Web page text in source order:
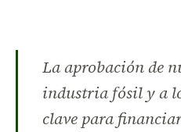
La aprobación de
industria fósil y a
clave para